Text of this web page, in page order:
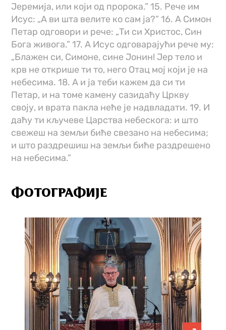
Јеремија, или који од пророка.” 15. Рече им
Исус: „А ви шта велите ко сам ја?” 16. А Симон
Петар одговори и рече: „Ти си Христос, Син
Бога живога.” 17. А Исус одговарајући рече му:
„Блажен си, Симоне, сине Јонин! Јер тело и
крв не открише ти то, него Отац мој који је на
небесима. 18. А и ја теби кажем да си ти
Петар, и на томе камену сазидаћу Цркву
своју, и врата пакла неће је надвладати. 19. И
даћу ти кључеве Царства небескога: и што
свежеш на земљи биће свезано на небесима;
и што раздрешиш на земљи биће раздрешено
на небесима.”
ФОТОГРАФИЈЕ